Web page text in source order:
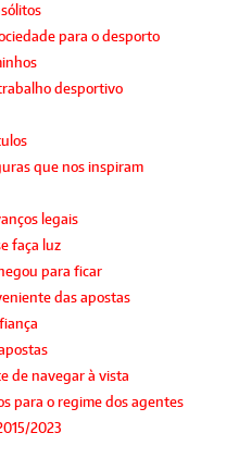
para o desporto
desportivo
que nos inspiram
legais
faça luz
para ficar
das apostas
de navegar à vista
para o regime dos agentes
2023